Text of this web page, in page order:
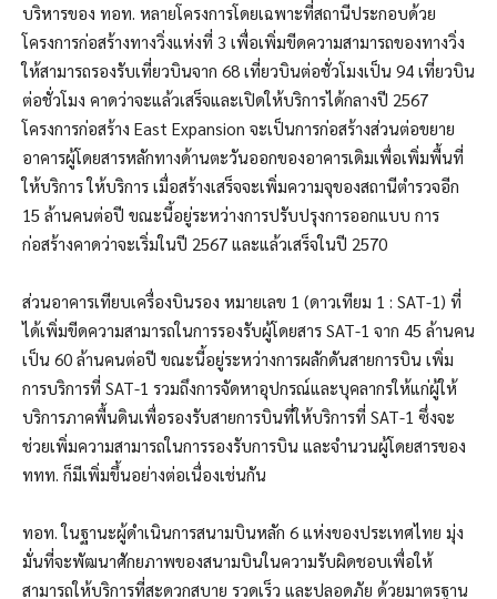
บริหารของ ทอท. หลายโครงการโดยเฉพาะที่สถานีประกอบด้วย
โครงการก่อสร้างทางวิ่งแห่งที่ 3 เพื่อเพิ่มขีดความสามารถของทางวิ่ง
ให้สามารถรองรับเที่ยวบินจาก 68 เที่ยวบินต่อชั่วโมงเป็น 94 เที่ยวบิน
ต่อชั่วโมง คาดว่าจะแล้วเสร็จและเปิดให้บริการได้กลางปี ​​2567
โครงการก่อสร้าง East Expansion จะเป็นการก่อสร้างส่วนต่อขยาย
อาคารผู้โดยสารหลักทางด้านตะวันออกของอาคารเดิมเพื่อเพิ่มพื้นที่
ให้บริการ ให้บริการ เมื่อสร้างเสร็จจะเพิ่มความจุของสถานีตำรวจอีก
15 ล้านคนต่อปี ขณะนี้อยู่ระหว่างการปรับปรุงการออกแบบ การ
ก่อสร้างคาดว่าจะเริ่มในปี 2567 และแล้วเสร็จในปี 2570
ส่วนอาคารเทียบเครื่องบินรอง หมายเลข 1 (ดาวเทียม 1 : SAT-1) ที่
ได้เพิ่มขีดความสามารถในการรองรับผู้โดยสาร SAT-1 จาก 45 ล้านคน
เป็น 60 ล้านคนต่อปี ขณะนี้อยู่ระหว่างการผลักดันสายการบิน เพิ่ม
การบริการที่ SAT-1 รวมถึงการจัดหาอุปกรณ์และบุคลากรให้แก่ผู้ให้
บริการภาคพื้นดินเพื่อรองรับสายการบินที่ให้บริการที่ SAT-1 ซึ่งจะ
ช่วยเพิ่มความสามารถในการรองรับการบิน และจำนวนผู้โดยสารของ
ททท. ก็มีเพิ่มขึ้นอย่างต่อเนื่องเช่นกัน
ทอท. ในฐานะผู้ดำเนินการสนามบินหลัก 6 แห่งของประเทศไทย มุ่ง
มั่นที่จะพัฒนาศักยภาพของสนามบินในความรับผิดชอบเพื่อให้
สามารถให้บริการที่สะดวกสบาย รวดเร็ว และปลอดภัย ด้วยมาตรฐาน